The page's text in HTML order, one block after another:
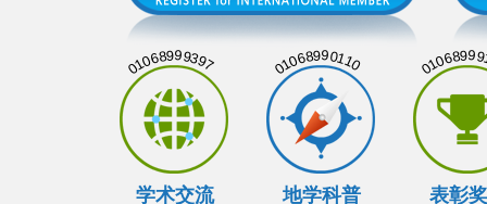
01068999397
学术交流
01068990110
地学科普 表彰